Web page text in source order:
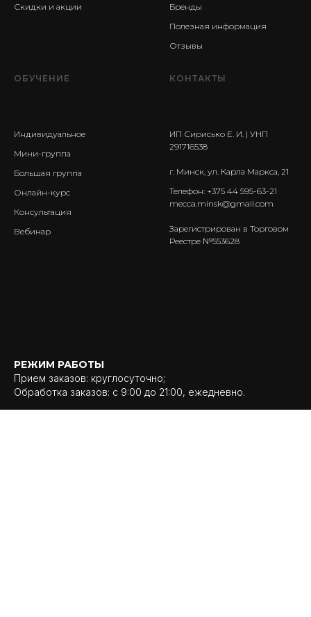
Скидки и акции
Бренды
Полезная информация
Отзывы
ОБУЧЕНИЕ
Индивидуальное
Мини-группа
Большая группа
Онлайн-курс
Консультация
Вебинар
КОНТАКТЫ
ИП Сирисько Е. И. | УНП
291716538
г. Минск, ул. Карла Маркса, 21
Телефон: +375 44 595-63-21
mecca.minsk@gmail.com
Зарегистрирован в Торговом
Реестре №553628
РЕЖИМ РАБОТЫ
Прием заказов: круглосуточно;
Обработка заказов: с 9:00 до 21:00, ежедневно.